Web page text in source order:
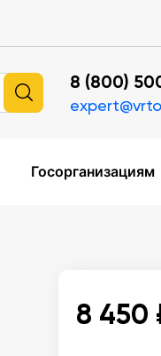
8 (800)
Госорганизациям
8 450